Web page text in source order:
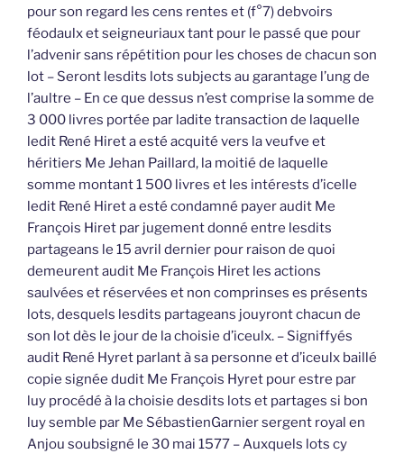
pour son regard les cens rentes et (f°7) debvoirs
féodaulx et seigneuriaux tant pour le passé que pour
l’advenir sans répétition pour les choses de chacun son
lot – Seront lesdits lots subjects au garantage l’ung de
l’aultre – En ce que dessus n’est comprise la somme de
3 000 livres portée par ladite transaction de laquelle
ledit René Hiret a esté acquité vers la veufve et
héritiers Me Jehan Paillard, la moitié de laquelle
somme montant 1 500 livres et les intérests d’icelle
ledit René Hiret a esté condamné payer audit Me
François Hiret par jugement donné entre lesdits
partageans le 15 avril dernier pour raison de quoi
demeurent audit Me François Hiret les actions
saulvées et réservées et non comprinses es présents
lots, desquels lesdits partageans jouyront chacun de
son lot dès le jour de la choisie d’iceulx. – Signiffyés
audit René Hyret parlant à sa personne et d’iceulx baillé
copie signée dudit Me François Hyret pour estre par
luy procédé à la choisie desdits lots et partages si bon
luy semble par Me SébastienGarnier sergent royal en
Anjou soubsigné le 30 mai 1577 – Auxquels lots cy